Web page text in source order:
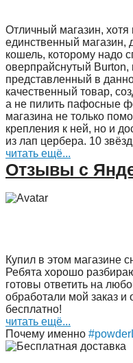
Отличный магазин, хотя
единственный магазин,
кошель, которому надо
оверпрайснутый Burton,
представленный в
качественный товар,
а не пилить пафосные
магазина не только
крепления к ней, но и
из лап цербера. 10
читать ещё...
Отзывы с
Купил в этом магазине
Ребята хорошо
готовы ответить на
обработали мой заказ и
бесплатно!
читать ещё...
Почему именно